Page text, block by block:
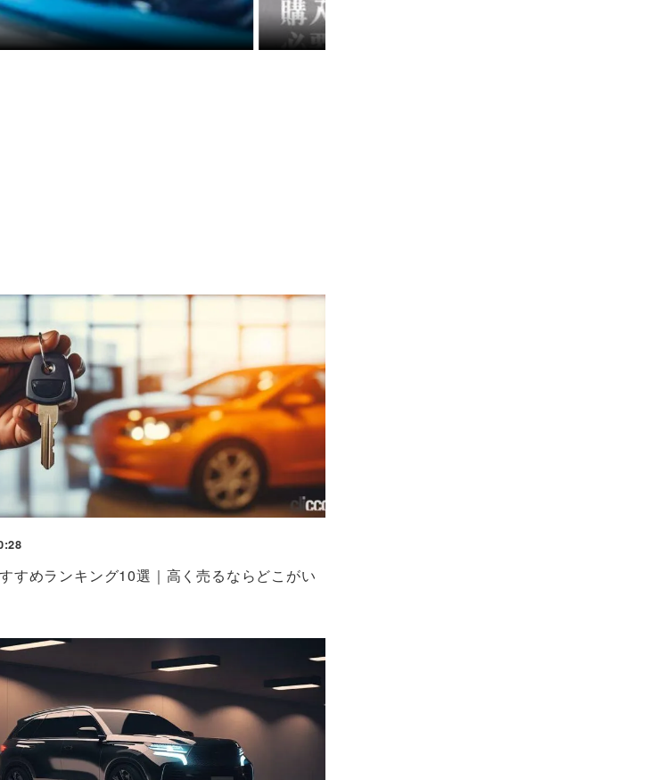
すめランキング10選｜高く売るならどこがい